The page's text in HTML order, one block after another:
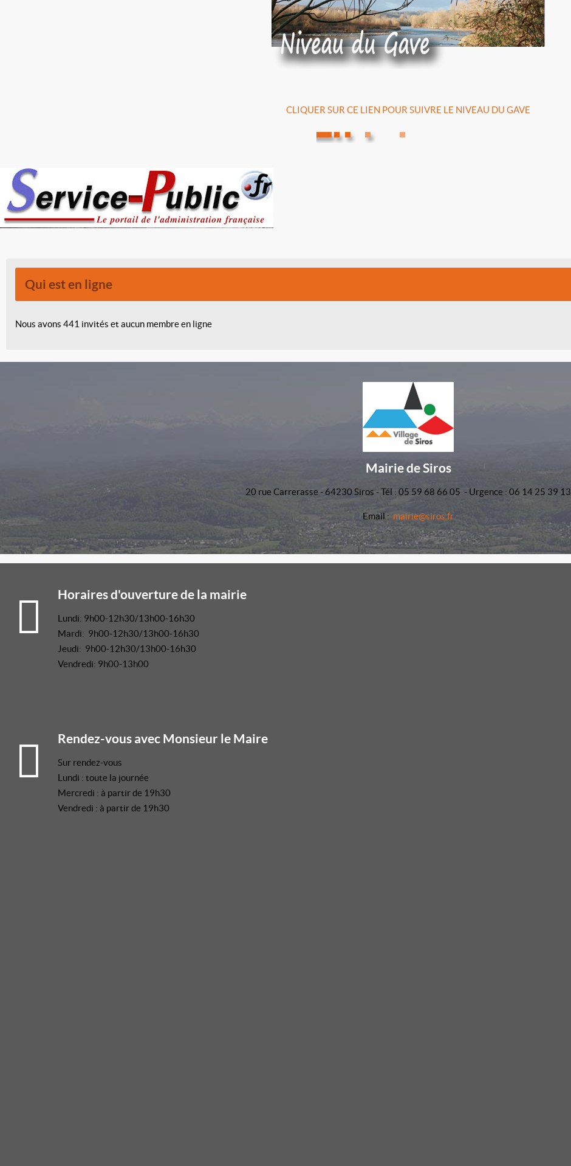
CLIQUER SUR CE LIEN POUR SUIVRE LE NIVEAU DU GAVE
Qui est en ligne
Nous avons 441 invités et aucun membre en ligne
Mairie de Siros
20 rue Carrerasse - 64230 Siros - Tél : 05 59 68 66 05 - Urgence : 06 14 25 39 13
Email : mairie@siros.fr
Horaires d'ouverture de la mairie
Lundi: 9h00-12h30/13h00-16h30
Mardi: 9h00-12h30/13h00-16h30
Jeudi: 9h00-12h30/13h00-16h30
Vendredi: 9h00-13h00
Rendez-vous avec Monsieur le Maire
Sur rendez-vous
Lundi : toute la journée
Mercredi : à partir de 19h30
Vendredi : à partir de 19h30